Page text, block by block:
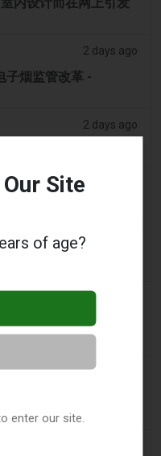
2 days ago
子烟监管改革 -
2 days ago
2 days ago
2 days ago
2 days ago
李的常见物品的“最安
2 days ago
烟合规要求
Site
of age?
enter our site.